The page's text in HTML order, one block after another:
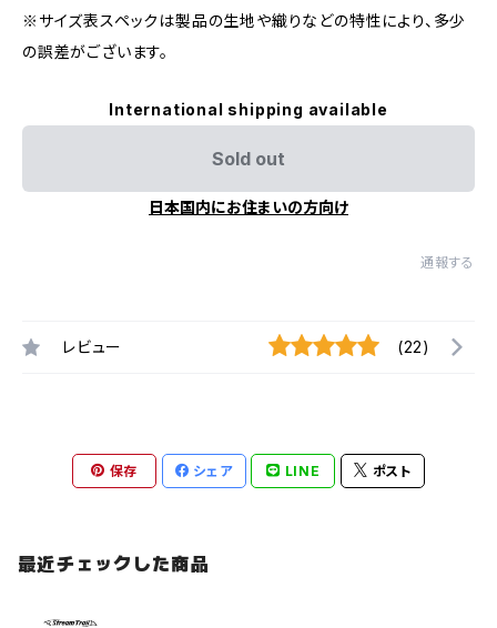
※サイズ表スペックは製品の生地や織りなどの特性により、多少
の誤差がございます。
International shipping available
Sold out
日本国内にお住まいの方向け
通報する
レビュー (22)
保存 シェア LINE ポスト
最近チェックした商品